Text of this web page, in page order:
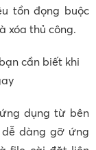
tồn đọng buộc
xóa thủ công.
cần biết khi
dụng từ bên
dàng gỡ ứng